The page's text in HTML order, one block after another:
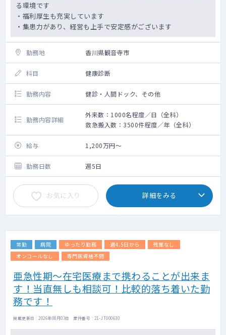
る環境です
・福利厚生も充実しています
・集患力があり、経営も上手で安定感がございます
勤務地 香川県観音寺市
科目 健康診断
勤務内容 健診・人間ドック、その他
勤務内容詳細
外来数：1000名程度／日（全科）
救急搬入数：3500件程度／年（全科）
給与 1,200万円～
勤務日数 週5日
お気に入り 詳細をみる
常勤 病院 ゆったり勤務 週4.5日から
残業なし
オンコールなし
専門医資格不問
亜急性期～在宅医療まで携わることが出来ま
す！当直無しも相談可！比較的落ち着いた勤
務です！
掲載更新日 : 2026年08月03日 案件番号 : 21-JT000630